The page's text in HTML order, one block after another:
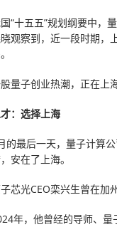
“十五五”规划纲要中，
观察到，近一段时期，
量子创业热潮，正在上
：选择上海
的最后一天，量子计算
安在了上海。
芯光CEO栾兴生曾在加
年，他曾经的导师、量